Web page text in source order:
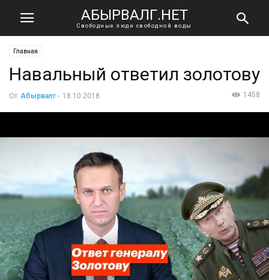
АБЫРВАЛГ.НЕТ
Свободные люди свободной воды
Главная
Навальный ответил золотову
От Абырвалг - 18.10.2018 1458